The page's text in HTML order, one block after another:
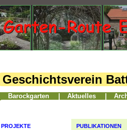
10 Geschichtsverein
Barockgarten Aktuelles
PROJEKTE PUBLIKATIONEN